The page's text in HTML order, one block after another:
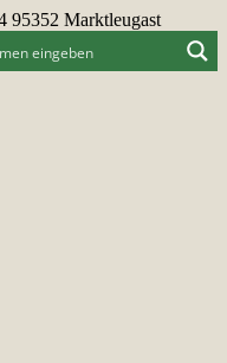
95352 Marktleugast